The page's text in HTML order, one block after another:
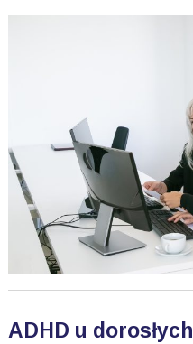
ADHD u dorosłych